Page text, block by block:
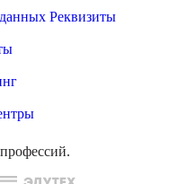
Реквизиты